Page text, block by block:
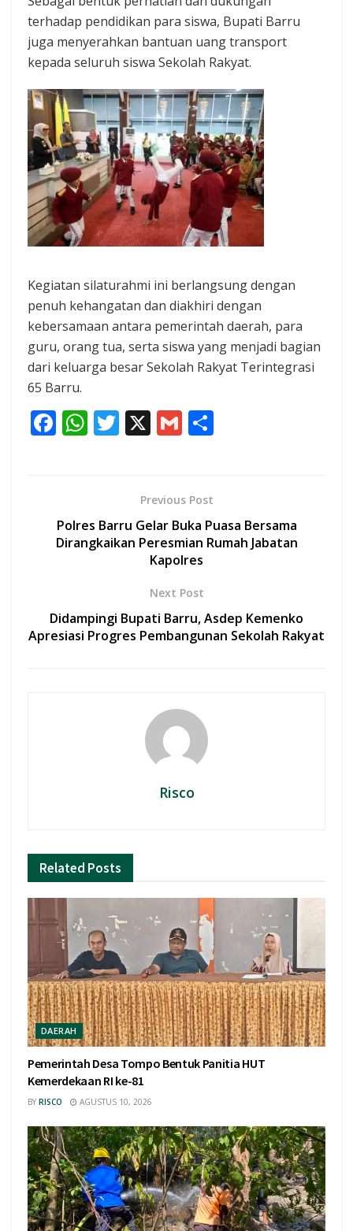
terhadap pendidikan para siswa, Bupati Barru
juga menyerahkan bantuan uang transport
kepada seluruh siswa Sekolah Rakyat.
Kegiatan silaturahmi ini berlangsung dengan
penuh kehangatan dan diakhiri dengan
kebersamaan antara pemerintah daerah, para
guru, orang tua, serta siswa yang menjadi bagian
dari keluarga besar Sekolah Rakyat Terintegrasi
65 Barru.
F
o
o
W
A
p
T
er
X G
l
Previous Post
Polres Barru Gelar Buka Puasa Bersama
Dirangkaikan Peresmian Rumah Jabatan
Kapolres
Next Post
Didampingi Bupati Barru, Asdep Kemenko
Apresiasi Progres Pembangunan Sekolah Rakyat
Risco
Related Posts
DAERAH
Pemerintah Desa Tompo Bentuk Panitia HUT
Kemerdekaan RI ke-81
BY RISCO AGUSTUS 10, 2026